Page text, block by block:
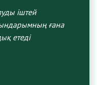
іштей
ғана
етеді